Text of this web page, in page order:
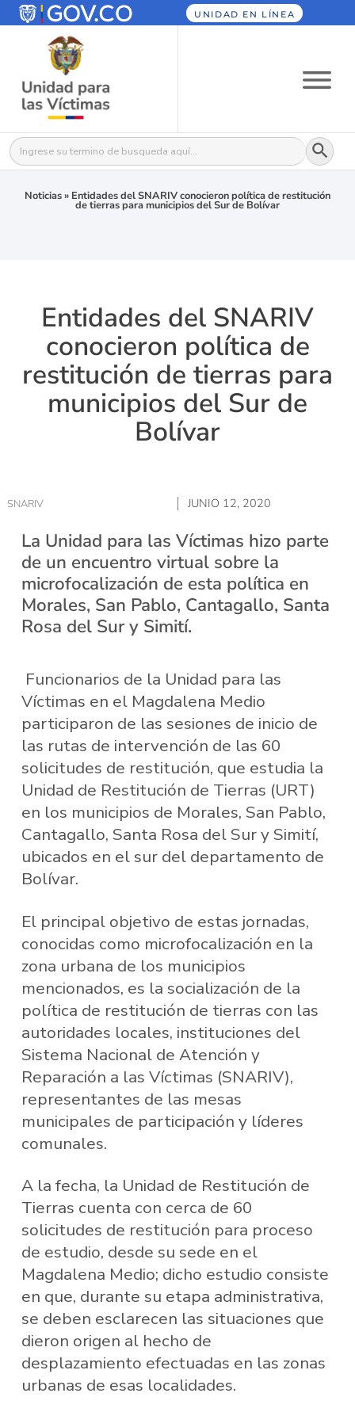
UNIDAD EN LÍNEA
Buscar: Botón
Noticias» Entidades del SNARIV conocieron política de restitución
de tierras para municipios del Sur de Bolívar
Entidades del SNARIV
conocieron política de
restitución de tierras para
municipios del Sur de
Bolívar
SNARIV JUNIO 12, 2020
La Unidad para las Víctimas hizo parte
de un encuentro virtual sobre la
microfocalización de esta política en
Morales, San Pablo, Cantagallo, Santa
Rosa del Sur y Simití.
Funcionarios de la Unidad para las
Víctimas en el Magdalena Medio
participaron de las sesiones de inicio de
las rutas de intervención de las 60
solicitudes de restitución, que estudia la
Unidad de Restitución de Tierras (URT)
en los municipios de Morales, San Pablo,
Cantagallo, Santa Rosa del Sur y Simití,
ubicados en el sur del departamento de
Bolívar.
El principal objetivo de estas jornadas,
conocidas como microfocalización en la
zona urbana de los municipios
mencionados, es la socialización de la
política de restitución de tierras con las
autoridades locales, instituciones del
Sistema Nacional de Atención y
Reparación a las Víctimas (SNARIV),
representantes de las mesas
municipales de participación y líderes
comunales.
A la fecha, la Unidad de Restitución de
Tierras cuenta con cerca de 60
solicitudes de restitución para proceso
de estudio, desde su sede en el
Magdalena Medio; dicho estudio consiste
en que, durante su etapa administrativa,
se deben esclarecen las situaciones que
dieron origen al hecho de
desplazamiento efectuadas en las zonas
urbanas de esas localidades.